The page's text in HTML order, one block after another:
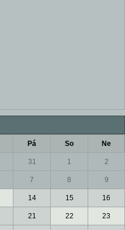
Pá So Ne
31 1 2
7 8 9
14 15 16
21 22 23